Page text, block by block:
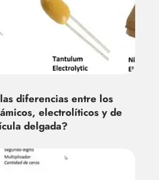
diferencias entre los
electrolíticos y de
delgada?